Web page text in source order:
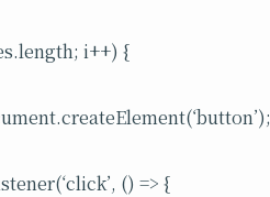
i++) {
() => {